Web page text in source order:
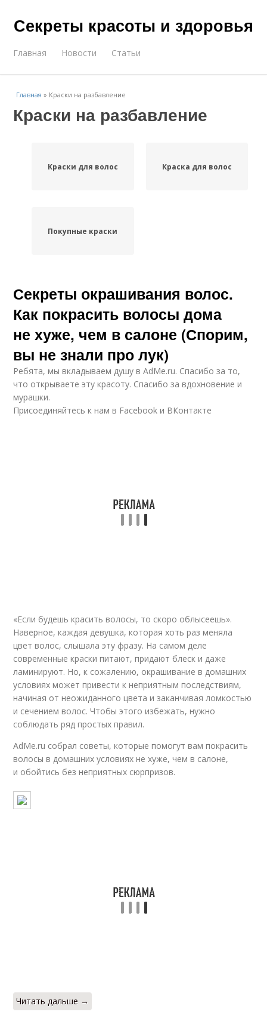
Секреты красоты и здоровья
Главная Новости Статьи
Главная » Краски на разбавление
Краски на разбавление
Краски для волос Краска для волос
Покупные краски
Секреты окрашивания волос.
Как покрасить волосы дома
не хуже, чем в салоне (Спорим,
вы не знали про лук)
Ребята, мы вкладываем душу в AdMe.ru. Cпасибо за то,
что открываете эту красоту. Спасибо за вдохновение и
мурашки.
Присоединяйтесь к нам в Facebook и ВКонтакте
«Если будешь красить волосы, то скоро облысеешь».
Наверное, каждая девушка, которая хоть раз меняла
цвет волос, слышала эту фразу. На самом деле
современные краски питают, придают блеск и даже
ламинируют. Но, к сожалению, окрашивание в домашних
условиях может привести к неприятным последствиям,
начиная от неожиданного цвета и заканчивая ломкостью
и сечением волос. Чтобы этого избежать, нужно
соблюдать ряд простых правил.
AdMe.ru собрал советы, которые помогут вам покрасить
волосы в домашних условиях не хуже, чем в салоне,
и обойтись без неприятных сюрпризов.
Читать дальше →